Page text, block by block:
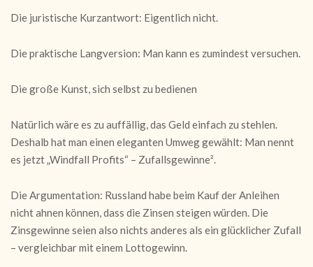
Die juristische Kurzantwort: Eigentlich nicht.
Die praktische Langversion: Man kann es zumindest versuchen.
Die große Kunst, sich selbst zu bedienen
Natürlich wäre es zu auffällig, das Geld einfach zu stehlen.
Deshalb hat man einen eleganten Umweg gewählt: Man nennt
es jetzt „Windfall Profits“ – Zufallsgewinne².
Die Argumentation: Russland habe beim Kauf der Anleihen
nicht ahnen können, dass die Zinsen steigen würden. Die
Zinsgewinne seien also nichts anderes als ein glücklicher Zufall
– vergleichbar mit einem Lottogewinn.